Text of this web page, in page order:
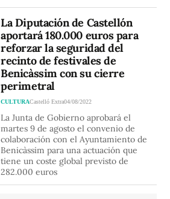
La Diputación de Castellón
aportará 180.000 euros para
reforzar la seguridad del
recinto de festivales de
Benicàssim con su cierre
perimetral
CULTURACastelló Extra04/08/2022
La Junta de Gobierno aprobará el
martes 9 de agosto el convenio de
colaboración con el Ayuntamiento de
Benicàssim para una actuación que
tiene un coste global previsto de
282.000 euros